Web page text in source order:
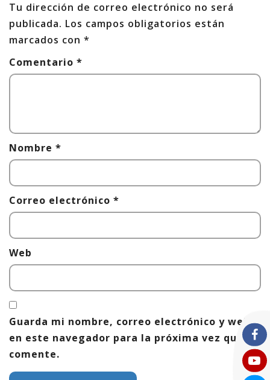
Tu dirección de correo electrónico no será
publicada. Los campos obligatorios están
marcados con *
Comentario *
Nombre *
Correo electrónico *
Web
Guarda mi nombre, correo electrónico y web
en este navegador para la próxima vez que
comente.